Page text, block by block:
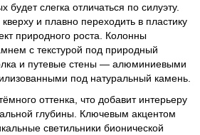
слегка отличаться по силуэту.
и плавно переходить в пластику
природного роста. Колонны
с текстурой под природный
и путевые стены — алюминиевыми
под натуральный камень.
оттенка, что добавит интерьеру
глубины. Ключевым акцентом
светильники бионической